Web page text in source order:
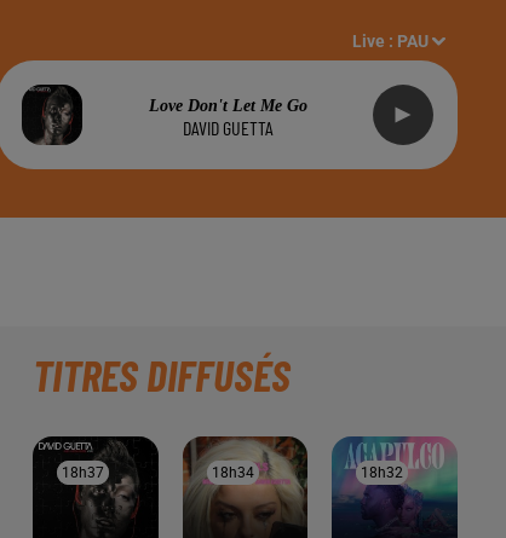
Live : PAU
Love Don't Let Me Go
DAVID GUETTA
TITRES DIFFUSÉS
18h37
18h37 18h34
18h34 18h32
18h32